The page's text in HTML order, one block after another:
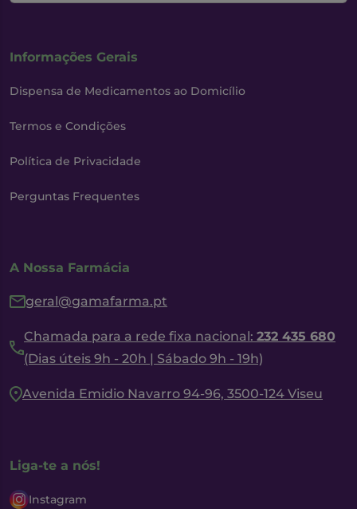
Informações Gerais
Dispensa de Medicamentos ao Domicílio
Termos e Condições
Política de Privacidade
Perguntas Frequentes
A Nossa Farmácia
geral@gamafarma.pt
Chamada para a rede fixa nacional: 232 435 680
(Dias úteis 9h - 20h | Sábado 9h - 19h)
Avenida Emidio Navarro 94-96, 3500-124 Viseu
Liga-te a nós!
Instagram